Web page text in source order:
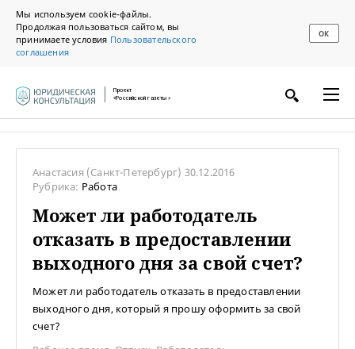
Мы используем cookie-файлы.
Продолжая пользоваться сайтом, вы
принимаете условия Пользовательского
соглашения
ОК
Проект
«Российской газеты»
Анастасия (Санкт-Петербург) 30.12.2016
Рубрика: Работа
Может ли работодатель
отказать в предоставлении
выходного дня за свой счет?
Может ли работодатель отказать в предоставлении
выходного дня, который я прошу оформить за свой
счет?